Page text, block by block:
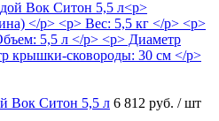
Вок Ситон 5,5 л 6 812 руб. / шт